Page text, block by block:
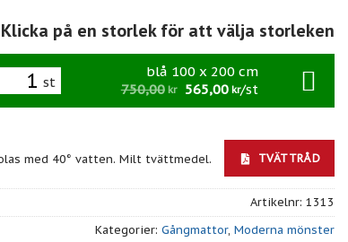
Klicka på en storlek för att välja storleken
st
blå 100 x 200 cm
750,00 kr 565,00 kr/st
med 40° vatten. Milt tvättmedel. TVÄTTRÅD
Artikelnr: 1313
Kategorier: Gångmattor, Moderna mönster